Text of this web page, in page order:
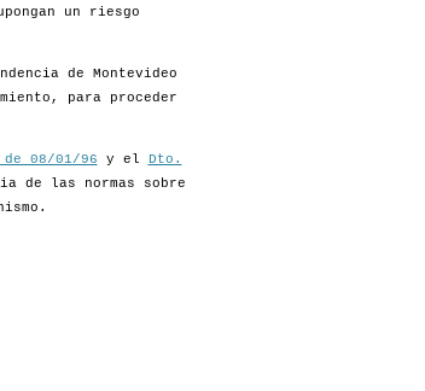
un riesgo
de Montevideo
para proceder
de 08/01/96 y el Dto.
de las normas sobre